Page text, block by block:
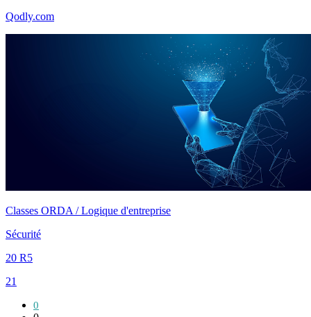
Qodly.com
Classes ORDA / Logique d'entreprise
Sécurité
20 R5
21
0